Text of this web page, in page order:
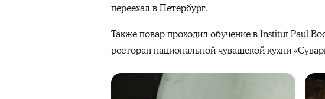
переехал в Петербург.
Также повар проходил обучение в Institut Paul
ресторан национальной чувашской кухни